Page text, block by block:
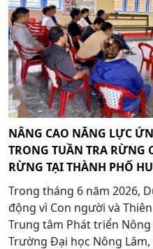
NÂNG CAO NĂNG LỰC
TRONG TUẦN TRA RỪNG
RỪNG TẠI THÀNH PHỐ
Trong tháng 6 năm 2026,
động vì Con người và Thiên
Trung tâm Phát triển
Trường Đại học Nông